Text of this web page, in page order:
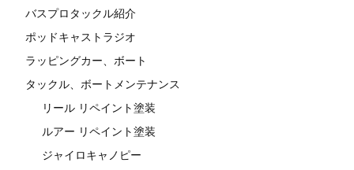
バスプロタックル紹介
ポッドキャストラジオ
ラッピングカー、ボート
タックル、ボートメンテナンス
リール リペイント塗装
ルアー リペイント塗装
ジャイロキャノピー